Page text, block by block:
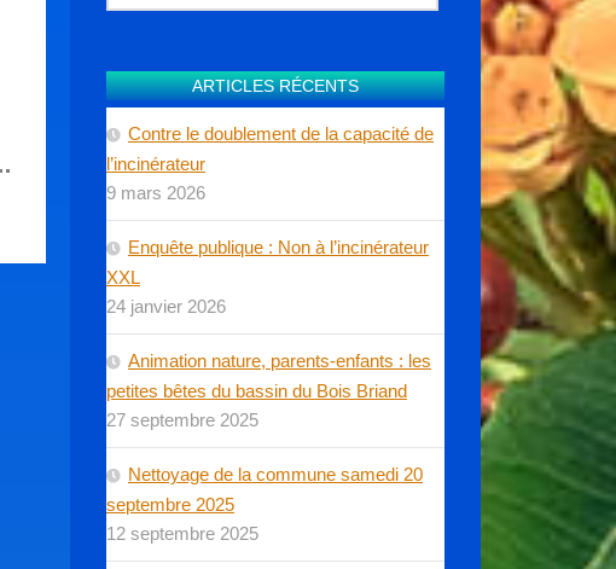
ARTICLES RÉCENTS
Contre le doublement de la capacité de
l’incinérateur
9 mars 2026
Enquête publique : Non à l’incinérateur
XXL
24 janvier 2026
Animation nature, parents-enfants : les
petites bêtes du bassin du Bois Briand
27 septembre 2025
Nettoyage de la commune samedi 20
septembre 2025
12 septembre 2025